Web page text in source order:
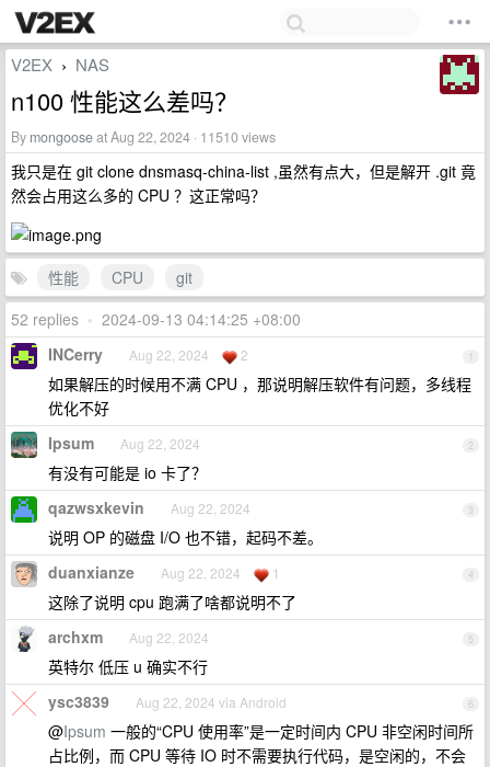
V2EX › NAS
n100 性能这么差吗？
By mongooseat Aug 22, 2024 · 11510 views
我只是在 git clone dnsmasq-china-list ,虽然有点大，但是解开 .git 竟
然会占用这么多的 CPU ？这正常吗？
性能 CPU
git
52 replies • 2024-09-13 04:14:25 +08:00
1
INCerry Aug 22, 2024 2
如果解压的时候用不满 CPU ，那说明解压软件有问题，多线程
优化不好
2
Ipsum Aug 22, 2024
有没有可能是 io 卡了？
3
qazwsxkevin Aug 22, 2024
说明 OP 的磁盘 I/O 也不错，起码不差。
4
duanxianze Aug 22, 2024 1
这除了说明 cpu 跑满了啥都说明不了
5
archxm Aug 22, 2024
英特尔 低压 u 确实不行
6
ysc3839 Aug 22, 2024 via Android
@Ipsum 一般的“CPU 使用率”是一定时间内 CPU 非空闲时间所
占比例，而 CPU 等待 IO 时不需要执行代码，是空闲的，不会